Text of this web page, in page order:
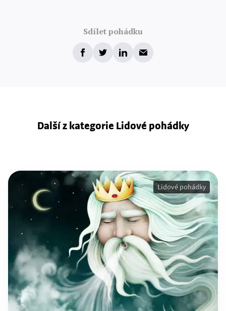
Sdílet pohádku
Další z kategorie Lidové pohádky
Lidové pohádky